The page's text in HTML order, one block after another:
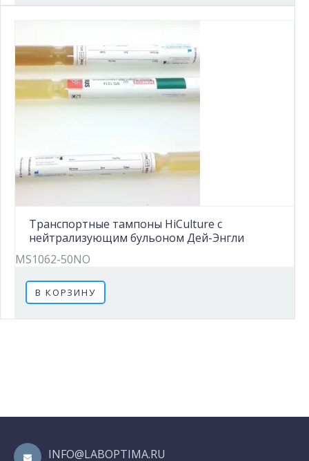
Транспортные тампоны HiCulture с
нейтрализующим бульоном Дей-Энгли
MS1062-50NO
В КОРЗИНУ
INFO@LABOPTIMA.RU